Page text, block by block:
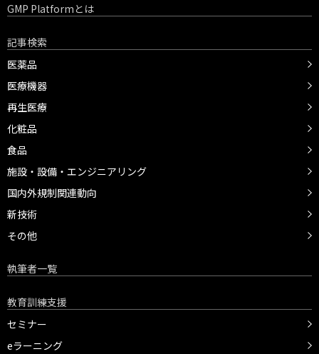
GMP Platformとは
記事検索
医薬品
医療機器
再生医療
化粧品
食品
施設・設備・エンジニアリング
国内外規制関連動向
新技術
その他
執筆者一覧
教育訓練支援
セミナー
eラーニング